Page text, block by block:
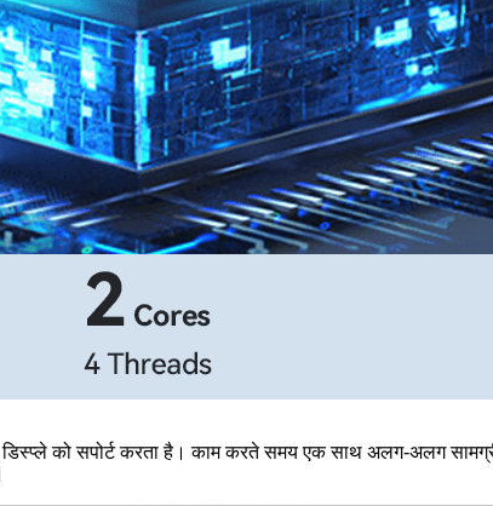
को सपोर्ट करता है। काम करते समय एक साथ अलग-अलग